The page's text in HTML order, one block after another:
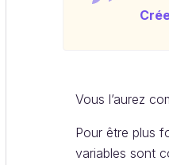
Vous l’aurez
Pour être plus
variables sont